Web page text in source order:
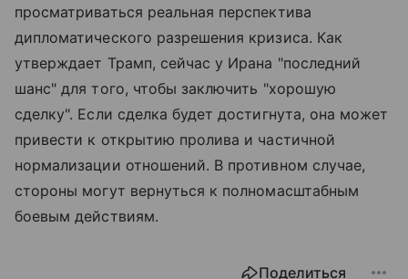
просматриваться реальная перспектива
дипломатического разрешения кризиса. Как
утверждает Трамп, сейчас у Ирана "последний
шанс" для того, чтобы заключить "хорошую
сделку". Если сделка будет достигнута, она может
привести к открытию пролива и частичной
нормализации отношений. В противном случае,
стороны могут вернуться к полномасштабным
боевым действиям.
Поделиться